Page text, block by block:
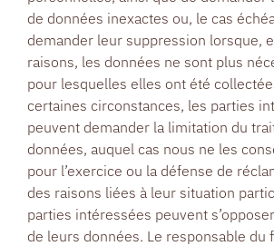
de données inexactes ou, le cas
demander leur suppression lorsque,
raisons, les données ne sont plus
pour lesquelles elles ont été
certaines circonstances, les parties
peuvent demander la limitation du
données, auquel cas nous ne les
pour l’exercice ou la défense de
des raisons liées à leur situation
parties intéressées peuvent
de leurs données. Le responsable du